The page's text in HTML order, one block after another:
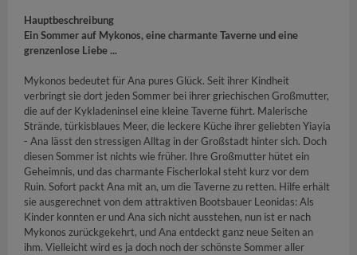
Hauptbeschreibung
Ein Sommer auf Mykonos, eine charmante Taverne und eine
grenzenlose Liebe ...
Mykonos bedeutet für Ana pures Glück. Seit ihrer Kindheit
verbringt sie dort jeden Sommer bei ihrer griechischen Großmutter,
die auf der Kykladeninsel eine kleine Taverne führt. Malerische
Strände, türkisblaues Meer, die leckere Küche ihrer geliebten Yiayia
- Ana lässt den stressigen Alltag in der Großstadt hinter sich. Doch
diesen Sommer ist nichts wie früher. Ihre Großmutter hütet ein
Geheimnis, und das charmante Fischerlokal steht kurz vor dem
Ruin. Sofort packt Ana mit an, um die Taverne zu retten. Hilfe erhält
sie ausgerechnet von dem attraktiven Bootsbauer Leonidas: Als
Kinder konnten er und Ana sich nicht ausstehen, nun ist er nach
Mykonos zurückgekehrt, und Ana entdeckt ganz neue Seiten an
ihm. Vielleicht wird es ja doch noch der schönste Sommer aller